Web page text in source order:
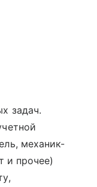
задач.
механик-
и прочее)